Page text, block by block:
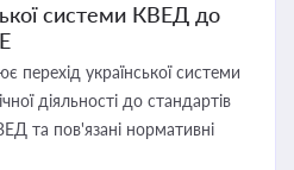
системи КВЕД до
перехід української системи
діяльності до стандартів
та пов'язані нормативні